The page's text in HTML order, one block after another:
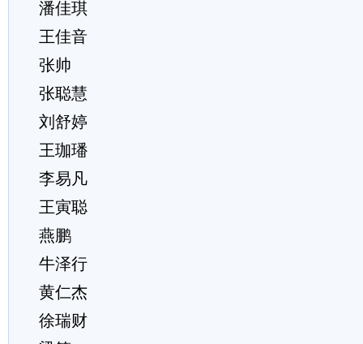
潘佳琪
王佳音
张帅
张聪慧
刘舒婷
王珈璠
李易凡
王寅聪
燕鹏
牛泽行
黄仁杰
徐瑞财